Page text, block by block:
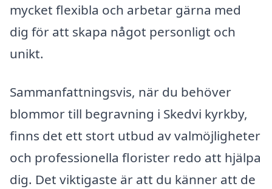
mycket flexibla och arbetar gärna med
dig för att skapa något personligt och
unikt.
Sammanfattningsvis, när du behöver
blommor till begravning i Skedvi kyrkby,
finns det ett stort utbud av valmöjligheter
och professionella florister redo att hjälpa
dig. Det viktigaste är att du känner att de